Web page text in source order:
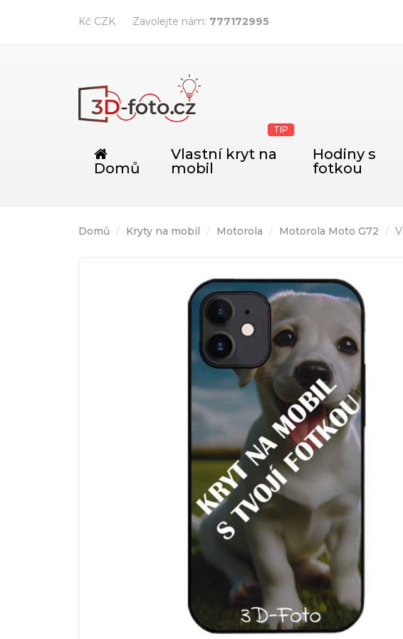
Kč CZK Zavolejte nám: 777172995
Domů
Vlastní kryt na
mobil
TIP
Hodiny s
fotkou
Domů Kryty na mobil Motorola Motorola Moto G72